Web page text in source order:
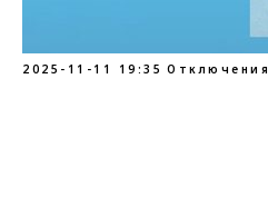
2025-11-11 19:35 Отключения